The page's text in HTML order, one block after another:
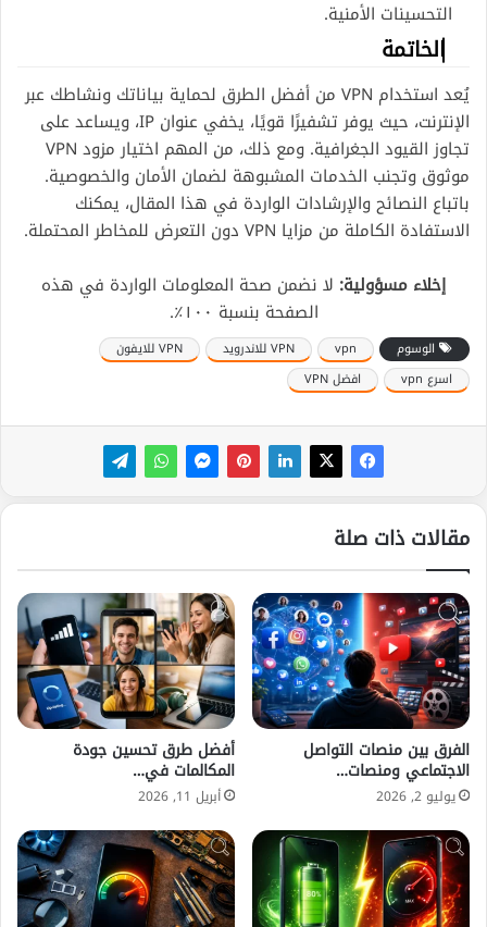
التحسينات الأمنية.
الخاتمة
يُعد استخدام VPN من أفضل الطرق لحماية بياناتك ونشاطك عبر
الإنترنت، حيث يوفر تشفيرًا قويًا، يخفي عنوان IP، ويساعد على
تجاوز القيود الجغرافية. ومع ذلك، من المهم اختيار مزود VPN
موثوق وتجنب الخدمات المشبوهة لضمان الأمان والخصوصية.
باتباع النصائح والإرشادات الواردة في هذا المقال، يمكنك
الاستفادة الكاملة من مزايا VPN دون التعرض للمخاطر المحتملة.
إخلاء مسؤولية: لا نضمن صحة المعلومات الواردة في هذه
الصفحة بنسبة ١٠٠٪.
الوسوم vpn VPN للاندرويد
VPN للايفون
اسرع vpn
افضل VPN
مقالات ذات صلة
الفرق بين منصات التواصل
الاجتماعي ومنصات…
يوليو 2, 2026
أفضل طرق تحسين جودة
المكالمات في…
أبريل 11, 2026